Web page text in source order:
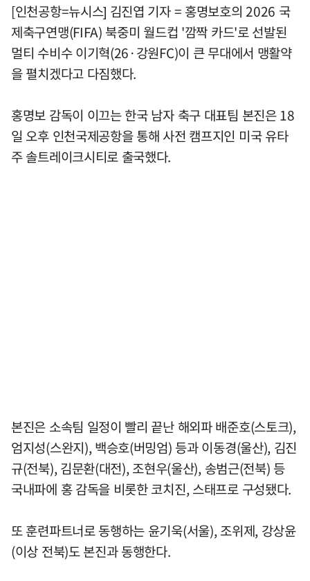
[인천공항=뉴시스] 김진엽 기자 = 홍명보호의 2026 국
제축구연맹(FIFA) 북중미 월드컵 '깜짝 카드'로 선발된
멀티 수비수 이기혁(26·강원FC)이 큰 무대에서 맹활약
을 펼치겠다고 다짐했다.
홍명보 감독이 이끄는 한국 남자 축구 대표팀 본진은 18
일 오후 인천국제공항을 통해 사전 캠프지인 미국 유타
주 솔트레이크시티로 출국했다.
본진은 소속팀 일정이 빨리 끝난 해외파 배준호(스토크),
엄지성(스완지), 백승호(버밍엄) 등과 이동경(울산), 김진
규(전북), 김문환(대전), 조현우(울산), 송범근(전북) 등
국내파에 홍 감독을 비롯한 코치진, 스태프로 구성됐다.
또 훈련파트너로 동행하는 윤기욱(서울), 조위제, 강상윤
(이상 전북)도 본진과 동행한다.